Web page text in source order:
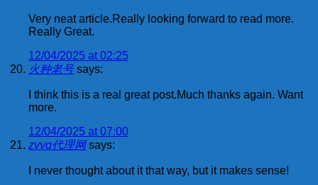
Very neat article.Really looking forward to read more.
Really Great.
12/04/2025 at 02:25
火种老号 says:
I think this is a real great post.Much thanks again. Want
more.
12/04/2025 at 07:00
zvvq代理网 says:
I never thought about it that way, but it makes sense!